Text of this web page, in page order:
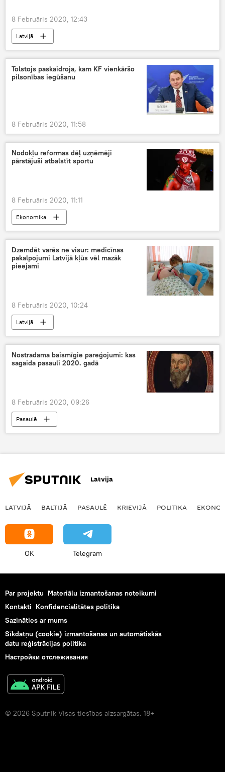
8 Februāris 2020, 12:43
Latvijā
Tolstojs paskaidroja, kam KF vienkāršo
pilsonības iegūšanu
8 Februāris 2020, 11:58
Nodokļu reformas dēļ uzņēmēji
pārstājuši atbalstīt sportu
8 Februāris 2020, 11:11
Ekonomika
Dzemdēt varēs ne visur: medicīnas
pakalpojumi Latvijā kļūs vēl mazāk
pieejami
8 Februāris 2020, 10:24
Latvijā
Nostradama baismīgie pareģojumi: kas
sagaida pasauli 2020. gadā
8 Februāris 2020, 09:26
Pasaulē
Latvija
LATVIJĀ BALTIJĀ PASAULĒ KRIEVIJĀ POLITIKA
OK Telegram
Par projektu Materiālu izmantošanas noteikumi
Kontakti Konfidencialitātes politika
Sazināties ar mums
Sīkdatņu (cookie) izmantošanas un automātiskās
datu reģistrācijas politika
Настройки отслеживания
© 2026 Sputnik Visas tiesības aizsargātas. 18+